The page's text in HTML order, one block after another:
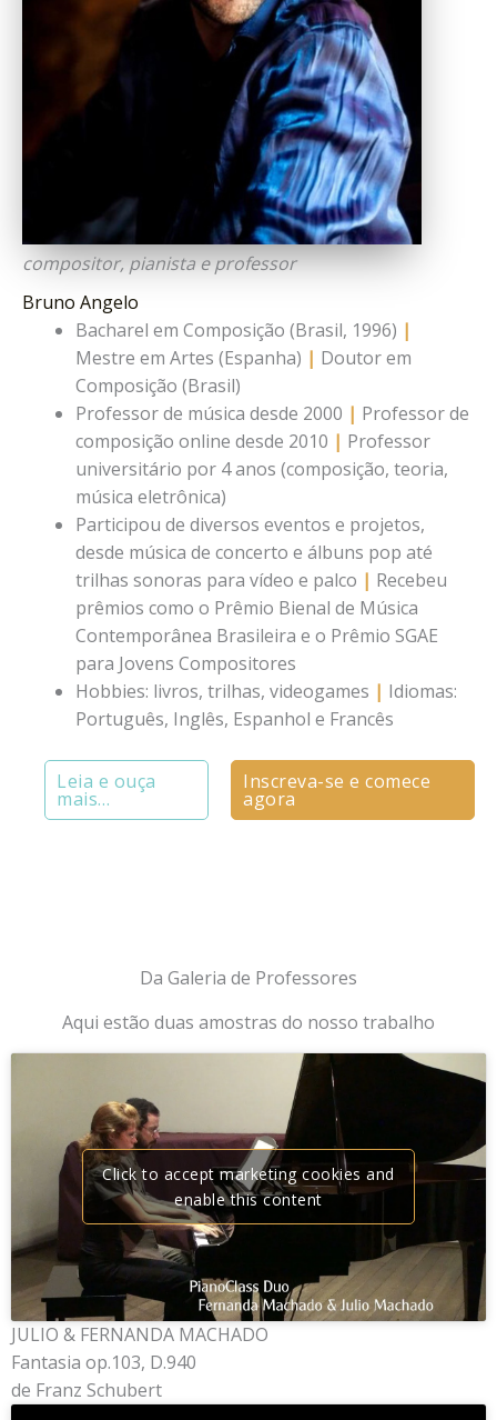
compositor, pianista e professor
Bruno Angelo
Bacharel em Composição (Brasil, 1996) |
Mestre em Artes (Espanha) | Doutor em
Composição (Brasil)
Professor de música desde 2000 | Professor de
composição online desde 2010 | Professor
universitário por 4 anos (composição, teoria,
música eletrônica)
Participou de diversos eventos e projetos,
desde música de concerto e álbuns pop até
trilhas sonoras para vídeo e palco | Recebeu
prêmios como o Prêmio Bienal de Música
Contemporânea Brasileira e o Prêmio SGAE
para Jovens Compositores
Hobbies: livros, trilhas, videogames | Idiomas:
Português, Inglês, Espanhol e Francês
Leia e ouça
mais…
Inscreva-se e comece
agora
Da Galeria de Professores
Aqui estão duas amostras do nosso trabalho
Click to accept marketing cookies and
enable this content
JULIO & FERNANDA MACHADO
Fantasia op.103, D.940
de Franz Schubert